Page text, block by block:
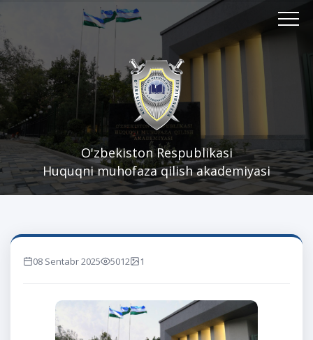
O'zbekiston Respublikasi
Huquqni muhofaza qilish akademiyasi
08 Sentabr 2025 5012
marta ko'rilgan
1